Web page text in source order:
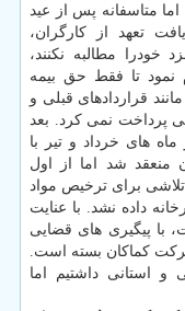
اما متاسفانه پس از عید
تعهد از كارگران،
مطالبه نكنند،
نمود تا فقط حق بیمه
قراردادهای قبلی و
پرداخت نمی كرد. بعد
های خرداد و تیر با
منعقد شد اما از اول
برای ترخیص مواد
داده نشد. با عنایت
با پیگیری های قضایی
كماكان بسته است.
و استانی داشتیم اما